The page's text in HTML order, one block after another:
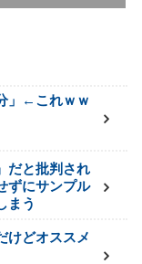
」←これｗｗ
だと批判され
ずにサンプル
まう
けどオススメ